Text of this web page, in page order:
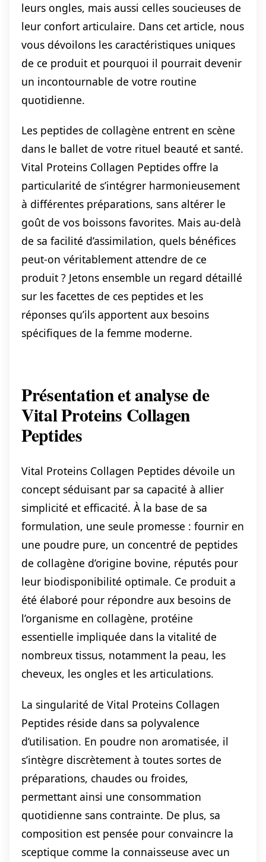
leurs ongles, mais aussi celles soucieuses de
leur confort articulaire. Dans cet article, nous
vous dévoilons les caractéristiques uniques
de ce produit et pourquoi il pourrait devenir
un incontournable de votre routine
quotidienne.
Les peptides de collagène entrent en scène
dans le ballet de votre rituel beauté et santé.
Vital Proteins Collagen Peptides offre la
particularité de s’intégrer harmonieusement
à différentes préparations, sans altérer le
goût de vos boissons favorites. Mais au-delà
de sa facilité d’assimilation, quels bénéfices
peut-on véritablement attendre de ce
produit ? Jetons ensemble un regard détaillé
sur les facettes de ces peptides et les
réponses qu’ils apportent aux besoins
spécifiques de la femme moderne.
Présentation et analyse de
Vital Proteins Collagen
Peptides
Vital Proteins Collagen Peptides dévoile un
concept séduisant par sa capacité à allier
simplicité et efficacité. À la base de sa
formulation, une seule promesse : fournir en
une poudre pure, un concentré de peptides
de collagène d’origine bovine, réputés pour
leur biodisponibilité optimale. Ce produit a
été élaboré pour répondre aux besoins de
l’organisme en collagène, protéine
essentielle impliquée dans la vitalité de
nombreux tissus, notamment la peau, les
cheveux, les ongles et les articulations.
La singularité de Vital Proteins Collagen
Peptides réside dans sa polyvalence
d’utilisation. En poudre non aromatisée, il
s’intègre discrètement à toutes sortes de
préparations, chaudes ou froides,
permettant ainsi une consommation
quotidienne sans contrainte. De plus, sa
composition est pensée pour convaincre la
sceptique comme la connaisseuse avec un